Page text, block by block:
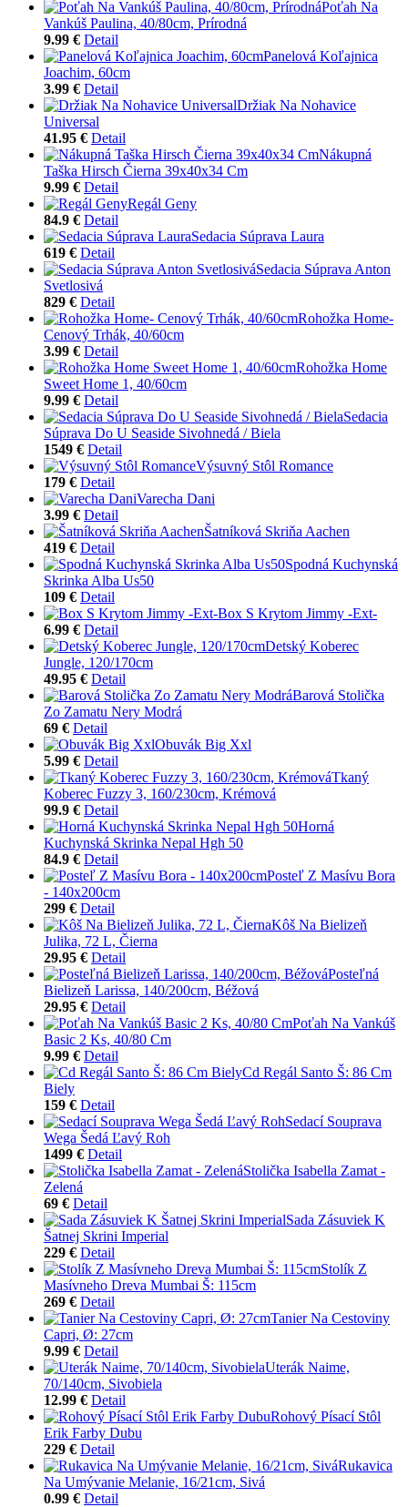
Poťah Na
Vankúš Paulina, 40/80cm, Prírodná
9.99 € Detail
Panelová Koľajnica
Joachim, 60cm
3.99 € Detail
Držiak Na Nohavice
Universal
41.95 € Detail
Nákupná
Taška Hirsch Čierna 39x40x34 Cm
9.99 € Detail
Regál Geny
84.9 € Detail
Sedacia Súprava Laura
619 € Detail
Sedacia Súprava Anton
Svetlosivá
829 € Detail
Rohožka Home-
Cenový Trhák, 40/60cm
3.99 € Detail
Rohožka Home
Sweet Home 1, 40/60cm
9.99 € Detail
Sedacia
Súprava Do U Seaside Sivohnedá / Biela
1549 € Detail
Výsuvný Stôl Romance
179 € Detail
Varecha Dani
3.99 € Detail
Šatníková Skriňa Aachen
419 € Detail
Spodná Kuchynská
Skrinka Alba Us50
109 € Detail
Box S Krytom Jimmy -Ext-
6.99 € Detail
Detský Koberec
Jungle, 120/170cm
49.95 € Detail
Barová Stolička
Zo Zamatu Nery Modrá
69 € Detail
Obuvák Big Xxl
5.99 € Detail
Tkaný
Koberec Fuzzy 3, 160/230cm, Krémová
99.9 € Detail
Horná
Kuchynská Skrinka Nepal Hgh 50
84.9 € Detail
Posteľ Z Masívu Bora
- 140x200cm
299 € Detail
Kôš Na Bielizeň
Julika, 72 L, Čierna
29.95 € Detail
Posteľná
Bielizeň Larissa, 140/200cm, Béžová
29.95 € Detail
Poťah Na Vankúš
Basic 2 Ks, 40/80 Cm
9.99 € Detail
Cd Regál Santo Š: 86 Cm
Biely
159 € Detail
Sedací Souprava
Wega Šedá Ľavý Roh
1499 € Detail
Stolička Isabella Zamat -
Zelená
69 € Detail
Sada Zásuviek K
Šatnej Skrini Imperial
229 € Detail
Stolík Z
Masívneho Dreva Mumbai Š: 115cm
269 € Detail
Tanier Na Cestoviny
Capri, Ø: 27cm
9.99 € Detail
Uterák Naime,
70/140cm, Sivobiela
12.99 € Detail
Rohový Písací Stôl
Erik Farby Dubu
229 € Detail
Rukavica
Na Umývanie Melanie, 16/21cm, Sivá
0.99 € Detail